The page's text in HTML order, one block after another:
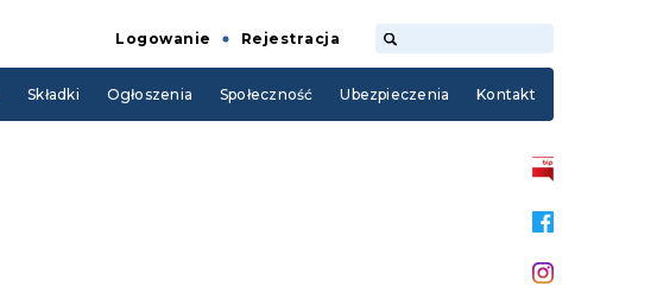
Logowanie Rejestracja
Składki Ogłoszenia Społeczność Ubezpieczenia Kontakt